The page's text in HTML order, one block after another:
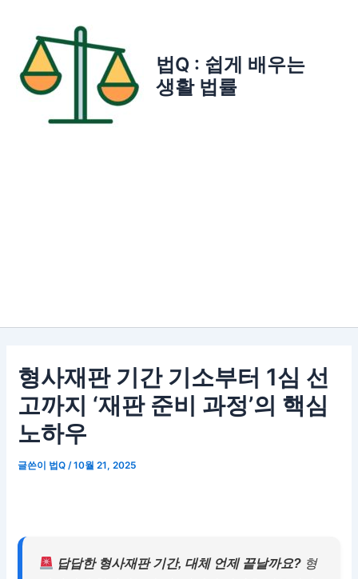
법Q : 쉽게 배우는
생활 법률
형사재판 기간 기소부터 1심 선
고까지 ‘재판 준비 과정’의 핵심
노하우
글쓴이 법Q/10월 21, 2025
답답한 형사재판 기간, 대체 언제 끝날까요?형